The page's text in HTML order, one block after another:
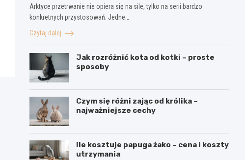
Arktyce przetrwanie nie opiera się na sile, tylko na serii bardzo
konkretnych przystosowań. Jedne…
Czytaj dalej
Jak rozróżnić kota od kotki – proste
sposoby
Czym się różni zając od królika –
najważniejsze cechy
Ile kosztuje papuga żako – cena i koszty
utrzymania